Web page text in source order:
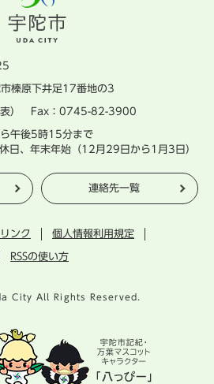
榛原下井足17番地の3
） Fax：0745-82-3900
午後5時15分まで
日、年末年始（12月29日から1月3日）
連絡先一覧
ンク 個人情報利用規定
RSSの使い方
City All Rights Reserved.